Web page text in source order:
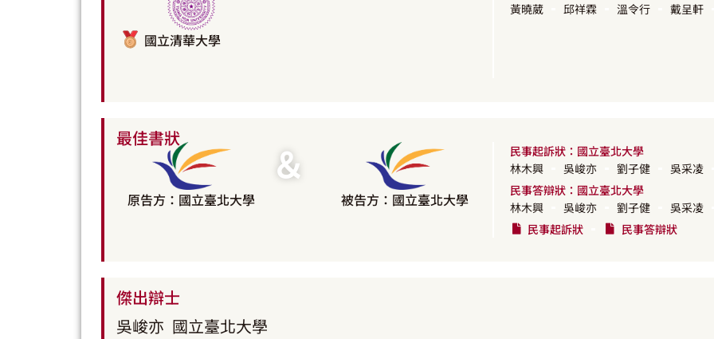
國立清華大學
黃曉葳
邱祥霖 溫令行 戴呈軒
原告方：國立臺北大學
＆
被告方：國立臺北大學
民事起訴狀：國立臺北大學
林木興
吳峻亦 劉子健
吳采凌
民事答辯狀：國立臺北大學
林木興
吳峻亦 劉子健
吳采凌
民事起訴狀
民事答辯狀
最佳書狀
傑出辯士
吳峻亦 國立臺北大學